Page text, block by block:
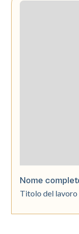
Nome
Titolo del lavoro